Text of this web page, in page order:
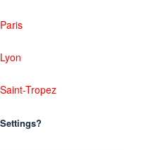
Paris
Lyon
Saint-Tropez
Settings?